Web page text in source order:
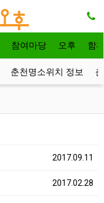
참여마당 오후 함
춘천명소위치 정보
2017.09.11
2017.02.28